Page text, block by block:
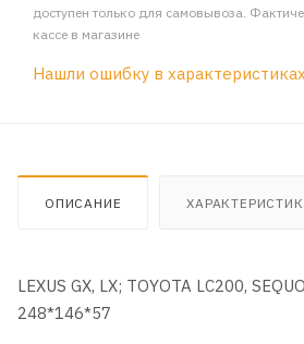
доступен только для самовывоза.
кассе в магазине
Нашли ошибку в
ОПИСАНИЕ
LEXUS GX, LX; TOYOTA LC200,
248*146*57